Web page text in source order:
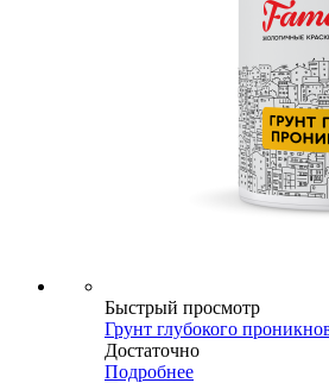
Быстрый просмотр
Грунт глубокого
Достаточно
Подробнее